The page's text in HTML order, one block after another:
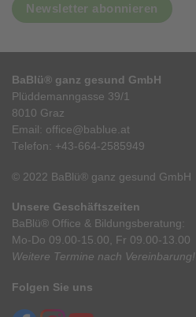
Newsletter abonnieren
BaBlü® ganz gesund GmbH
Plüddemanngasse 39/1
8010 Graz
Email: office@bablue.at
Telefon: +43-664-2585949
© 2022 BaBlü® ganz gesund GmbH
Unsere Geschäftszeiten
BaBlü® Office & Bildungsberatung:
Mo-Do 09.00-15.00, Fr 09.00-13.00
Weitere Termine nach Vereinbarung!
Folgen Sie uns